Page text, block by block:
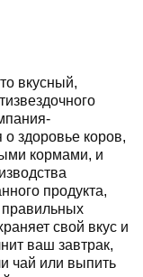
вкусный,
о здоровье коров,
кормами, и
продукта,
правильных
свой вкус и
ваш завтрак,
чай или выпить